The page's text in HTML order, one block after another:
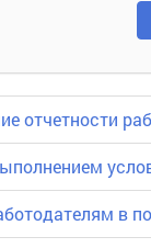
отчетности
в